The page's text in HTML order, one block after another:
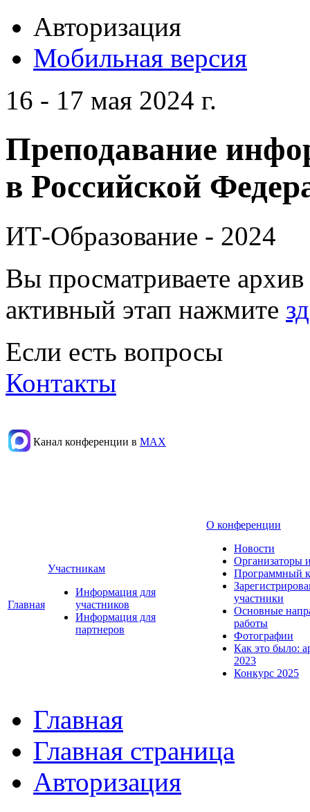
Авторизация
Мобильная версия
16 - 17 мая 2024 г.
Преподавание
в Российской
ИТ-Образование - 2024
Вы просматриваете
активный этап нажмите
Если есть вопросы
Контакты
Канал конференции в МАХ
Главная
Участникам
Информация для
участников
Информация для
партнеров
О конференции
Новости
Организаторы
Программный
участники
Основные
работы
Фотографии
Как это было:
2023
Конкурс 2025
Главная
Главная страница
Авторизация